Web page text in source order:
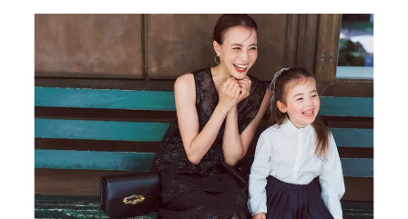
【極
旅】
を
グ」
発
見！
機能
感も
妥協
しな